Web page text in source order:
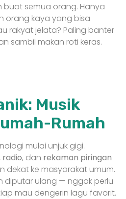
buat semua orang. Hanya
orang kaya yang bisa
rakyat jelata? Paling banter
sambil makan roti keras.
Musik
Rumah
mulai unjuk gigi.
, dan rekaman piringan
dekat ke masyarakat umum.
diputar ulang — nggak perlu
mau dengerin lagu favorit.